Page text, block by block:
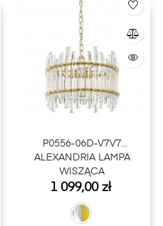
P0556-06D-V7V7
ALEXANDRIA LAMPA
WISZĄCA
Cena
1 099,00 zł